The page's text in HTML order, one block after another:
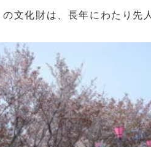
文化財は、長年にわたり先